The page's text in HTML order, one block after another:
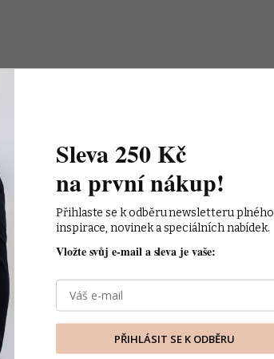
Sleva 250 Kč
na první nákup!
Přihlaste se k odběru newsletteru plného
inspirace, novinek a speciálních nabídek.
Vložte svůj e-mail a sleva je vaše:
PŘIHLÁSIT SE K ODBĚRU